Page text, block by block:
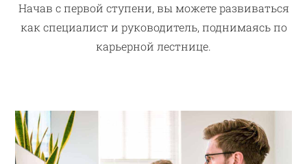
Начав с первой ступени, вы можете развиваться
как специалист и руководитель, поднимаясь по
карьерной лестнице.